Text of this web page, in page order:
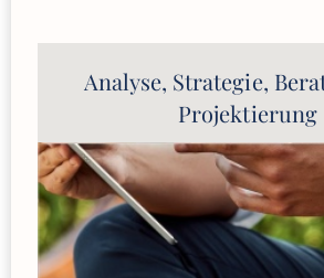
Analyse, Strategie,
Projektierung